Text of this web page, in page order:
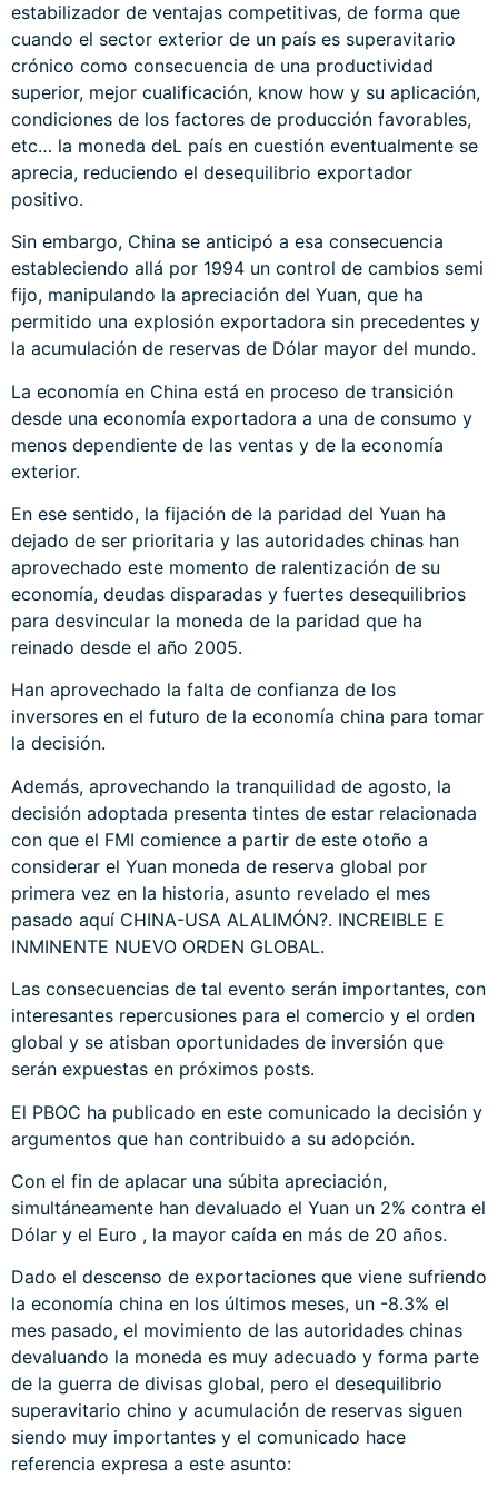
estabilizador de ventajas competitivas, de forma que
cuando el sector exterior de un país es superavitario
crónico como consecuencia de una productividad
superior, mejor cualificación, know how y su aplicación,
condiciones de los factores de producción favorables,
etc… la moneda deL país en cuestión eventualmente se
aprecia, reduciendo el desequilibrio exportador
positivo.
Sin embargo, China se anticipó a esa consecuencia
estableciendo allá por 1994 un control de cambios semi
fijo, manipulando la apreciación del Yuan, que ha
permitido una explosión exportadora sin precedentes y
la acumulación de reservas de Dólar mayor del mundo.
La economía en China está en proceso de transición
desde una economía exportadora a una de consumo y
menos dependiente de las ventas y de la economía
exterior.
En ese sentido, la fijación de la paridad del Yuan ha
dejado de ser prioritaria y las autoridades chinas han
aprovechado este momento de ralentización de su
economía, deudas disparadas y fuertes desequilibrios
para desvincular la moneda de la paridad que ha
reinado desde el año 2005.
Han aprovechado la falta de confianza de los
inversores en el futuro de la economía china para tomar
la decisión.
Además, aprovechando la tranquilidad de agosto, la
decisión adoptada presenta tintes de estar relacionada
con que el FMI comience a partir de este otoño a
considerar el Yuan moneda de reserva global por
primera vez en la historia, asunto revelado el mes
pasado aquí CHINA-USA ALALIMÓN?. INCREIBLE E
INMINENTE NUEVO ORDEN GLOBAL.
Las consecuencias de tal evento serán importantes, con
interesantes repercusiones para el comercio y el orden
global y se atisban oportunidades de inversión que
serán expuestas en próximos posts.
El PBOC ha publicado en este comunicado la decisión y
argumentos que han contribuido a su adopción.
Con el fin de aplacar una súbita apreciación,
simultáneamente han devaluado el Yuan un 2% contra el
Dólar y el Euro , la mayor caída en más de 20 años.
Dado el descenso de exportaciones que viene sufriendo
la economía china en los últimos meses, un -8.3% el
mes pasado, el movimiento de las autoridades chinas
devaluando la moneda es muy adecuado y forma parte
de la guerra de divisas global, pero el desequilibrio
superavitario chino y acumulación de reservas siguen
siendo muy importantes y el comunicado hace
referencia expresa a este asunto: